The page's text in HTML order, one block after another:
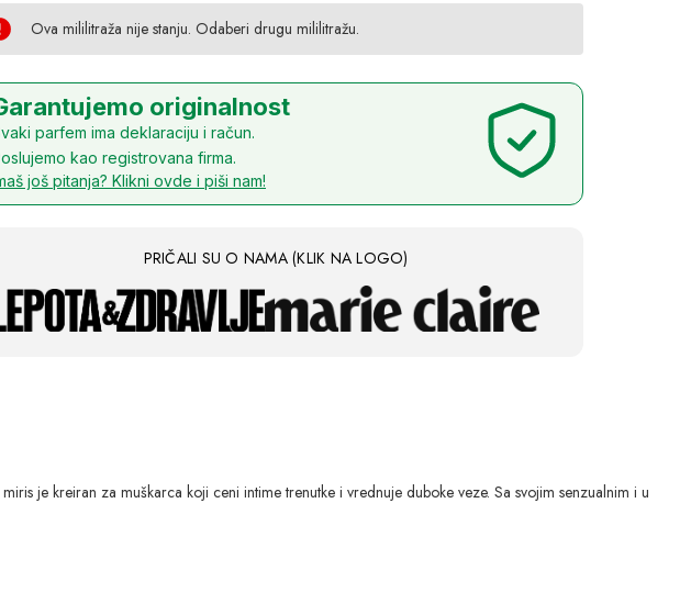
Ova mililitraža nije stanju. Odaberi drugu mililitražu.
originalnost
parfem ima deklaraciju i račun.
kao registrovana firma.
još pitanja? Klikni ovde i piši nam!
PRIČALI SU O NAMA (KLIK NA LOGO)
je kreiran za muškarca koji ceni intime trenutke i vrednuje duboke veze. Sa svojim senzualnim i u